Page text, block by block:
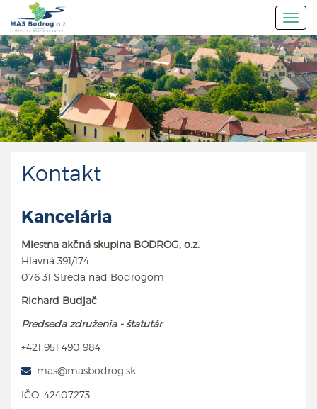
Kontakt
Kancelária
Miestna akčná skupina BODROG, o.z.
Hlavná 391/174
076 31 Streda nad Bodrogom
Richard Budjač
Predseda združenia - štatutár
+421 951 490 984
mas@masbodrog.sk
IČO: 42407273